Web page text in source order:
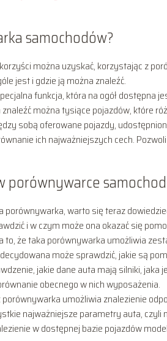
samochodów?
można uzyskać, korzystając z
jest i gdzie ją można znaleźć.
funkcja, która na ogół dostępna
można tysiące pojazdów, które
sobą oferowane pojazdy,
ich najważniejszych cech.
porównywarce
warto się teraz
i w czym może ona okazać się
że taka porównywarka umożliwia
może sprawdzić, jakie są
jakie dane auta mają silniki, jaka
obecnego w nich wyposażenia.
umożliwia znalezienie
najważniejsze parametry auta,
w dostępnej bazie pojazdów